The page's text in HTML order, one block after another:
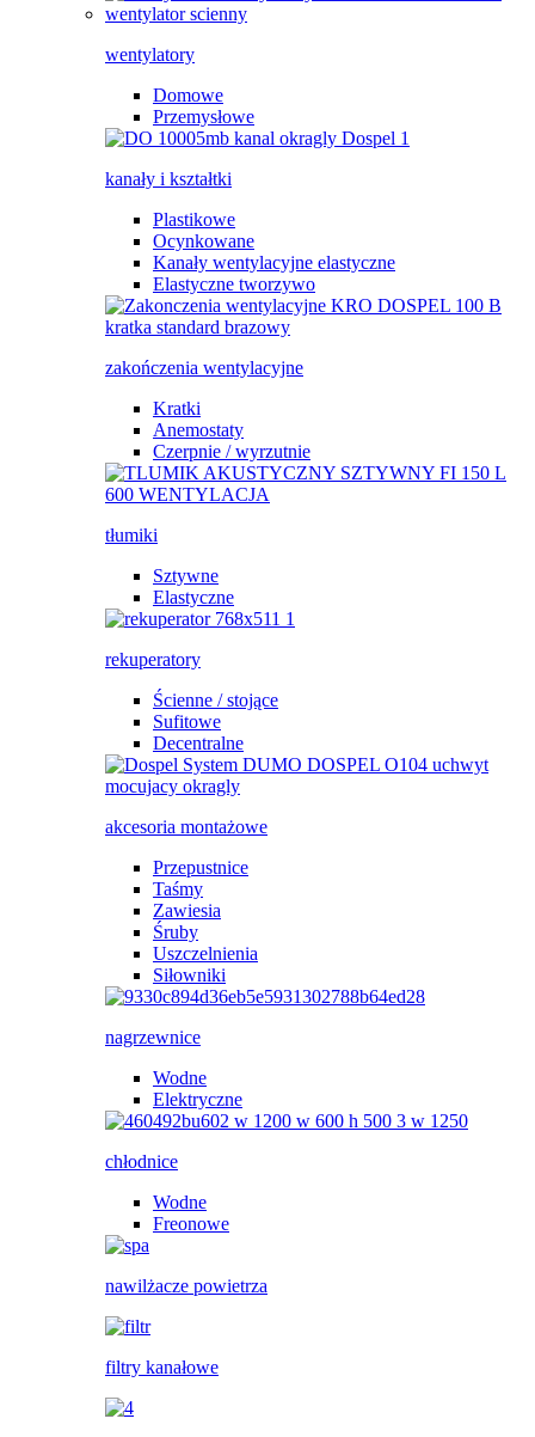
wentylatory
Domowe
Przemysłowe
kanały i kształtki
Plastikowe
Ocynkowane
Kanały wentylacyjne elastyczne
Elastyczne tworzywo
zakończenia wentylacyjne
Kratki
Anemostaty
Czerpnie / wyrzutnie
tłumiki
Sztywne
Elastyczne
rekuperatory
Ścienne / stojące
Sufitowe
Decentralne
akcesoria montażowe
Przepustnice
Taśmy
Zawiesia
Śruby
Uszczelnienia
Siłowniki
nagrzewnice
Wodne
Elektryczne
chłodnice
Wodne
Freonowe
nawilżacze powietrza
filtry kanałowe